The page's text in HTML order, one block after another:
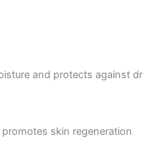
and protects against dr
skin regeneration